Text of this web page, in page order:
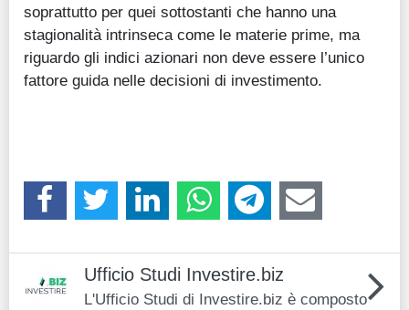
soprattutto per quei sottostanti che hanno una
stagionalità intrinseca come le materie prime, ma
riguardo gli indici azionari non deve essere l’unico
fattore guida nelle decisioni di investimento.
Ufficio Studi Investire.biz
L'Ufficio Studi di Investire.biz è composto